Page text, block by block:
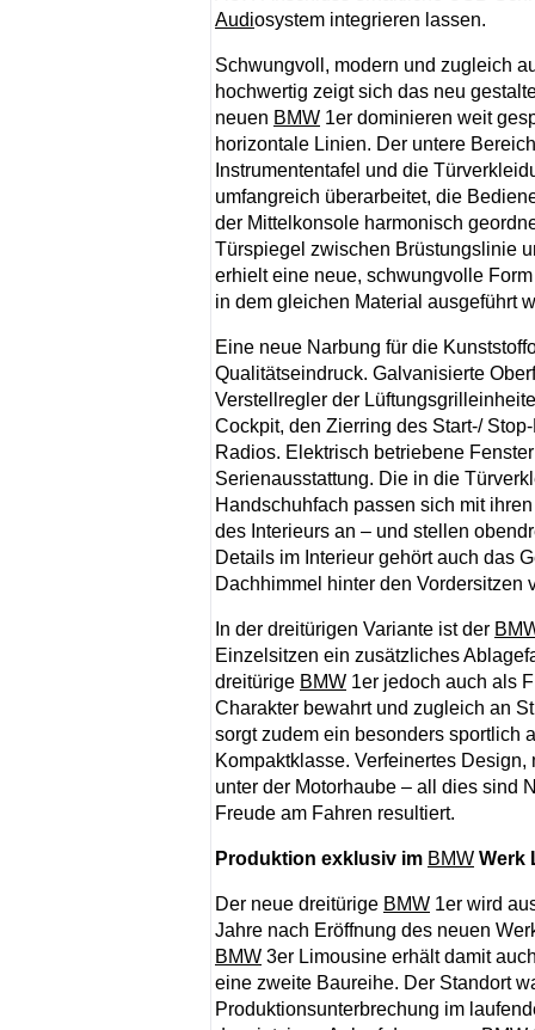
Audiosystem integrieren lassen.
Schwungvoll, modern und zugleich
hochwertig zeigt sich das neu
neuen BMW 1er dominieren weit
horizontale Linien. Der untere
Instrumententafel und die
umfangreich überarbeitet, die
der Mittelkonsole harmonisch
Türspiegel zwischen Brüstungslinie
erhielt eine neue, schwungvolle
in dem gleichen Material ausgeführt
Eine neue Narbung für die
Qualitätseindruck. Galvanisierte
Verstellregler der
Cockpit, den Zierring des Start-/
Radios. Elektrisch betriebene
Serienausstattung. Die in die
Handschuhfach passen sich mit
des Interieurs an – und stellen
Details im Interieur gehört auch das
Dachhimmel hinter den Vordersitzen
In der dreitürigen Variante ist der
Einzelsitzen ein zusätzliches
dreitürige BMW 1er jedoch auch als
Charakter bewahrt und zugleich an
sorgt zudem ein besonders sportlich
Kompaktklasse. Verfeinertes
unter der Motorhaube – all dies sind
Freude am Fahren resultiert.
Produktion exklusiv im BMW Werk
Der neue dreitürige BMW 1er wird
Jahre nach Eröffnung des neuen
BMW 3er Limousine erhält damit
eine zweite Baureihe. Der Standort
Produktionsunterbrechung im